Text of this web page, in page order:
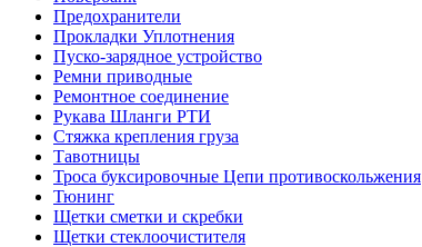
Предохранители
Прокладки Уплотнения
Пуско-зарядное устройство
Ремни приводные
Ремонтное соединение
Рукава Шланги РТИ
Стяжка крепления груза
Тавотницы
Троса буксировочные Цепи противоскольжения
Тюнинг
Щетки сметки и скребки
Щетки стеклоочистителя